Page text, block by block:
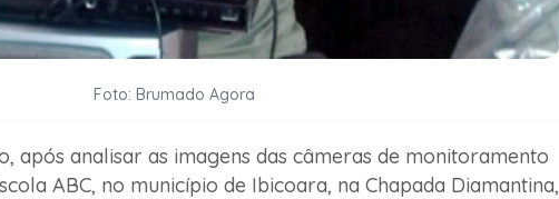
Foto: Brumado Agora
após analisar as imagens das câmeras de monitoramento
ABC, no município de Ibicoara, na Chapada Diamantina,